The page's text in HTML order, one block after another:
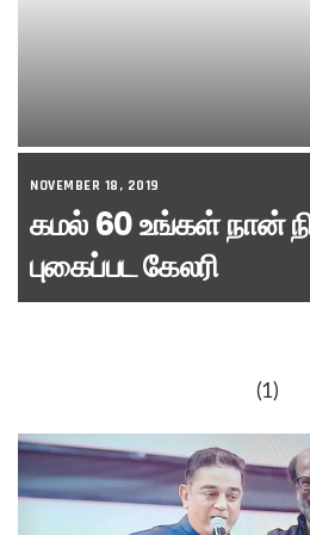
NOVEMBER 18, 2019
கமல் 60 உங்கள் நான்
புகைப்பட கேலரி
(1)